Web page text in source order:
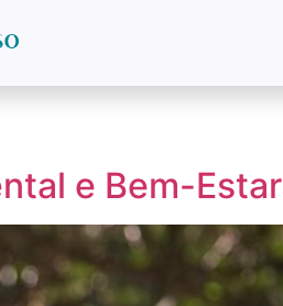
e Bem-Estar